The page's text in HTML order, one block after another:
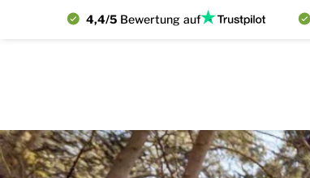
4,4/5 Bewertung auf